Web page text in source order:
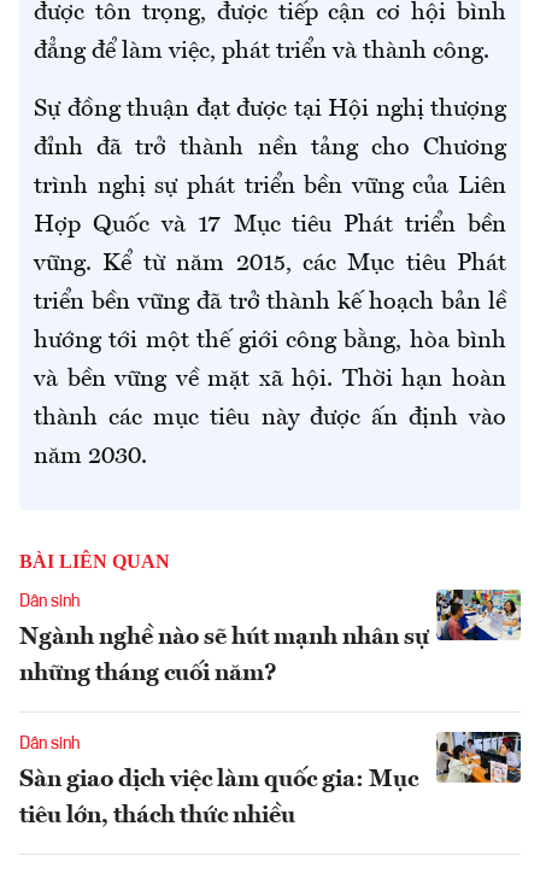
được tôn trọng, được tiếp cận cơ hội bình
đẳng để làm việc, phát triển và thành công.
Sự đồng thuận đạt được tại Hội nghị thượng
đỉnh đã trở thành nền tảng cho Chương
trình nghị sự phát triển bền vững của Liên
Hợp Quốc và 17 Mục tiêu Phát triển bền
vững. Kể từ năm 2015, các Mục tiêu Phát
triển bền vững đã trở thành kế hoạch bản lề
hướng tới một thế giới công bằng, hòa bình
và bền vững về mặt xã hội. Thời hạn hoàn
thành các mục tiêu này được ấn định vào
năm 2030.
BÀI LIÊN QUAN
Dân sinh
Ngành nghề nào sẽ hút mạnh nhân sự
những tháng cuối năm?
Dân sinh
Sàn giao dịch việc làm quốc gia: Mục
tiêu lớn, thách thức nhiều